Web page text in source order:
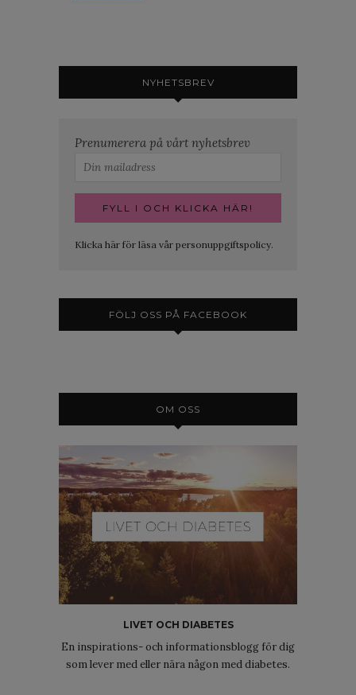
NYHETSBREV
Prenumerera på vårt nyhetsbrev
Klicka här för läsa vår personuppgiftspolicy.
FÖLJ OSS PÅ FACEBOOK
OM OSS
LIVET OCH DIABETES
En inspirations- och informationsblogg för dig
som lever med eller nära någon med diabetes.